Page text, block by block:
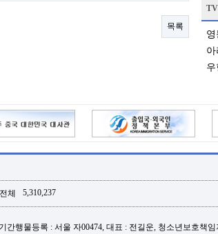
목록
전체 5,310,237
간행물등록 : 서울 자00474, 대표 : 전길운, 청소년보호책